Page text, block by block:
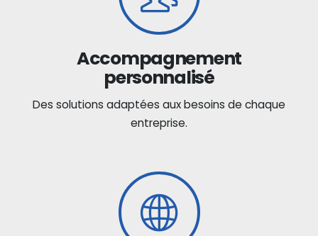
Accompagnement
personnalisé
Des solutions adaptées aux besoins de chaque
entreprise.